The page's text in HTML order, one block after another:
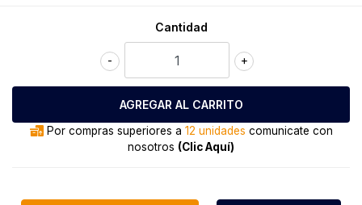
Cantidad
+
-
Por compras superiores a 12 unidades comunicate con
nosotros (Clic Aquí)